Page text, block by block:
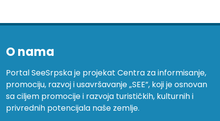
O nama
Portal SeeSrpska je projekat Centra za informisanje,
promociju, razvoj i usavršavanje „SEE”, koji je osnovan
sa ciljem promocije i razvoja turističkih, kulturnih i
privrednih potencijala naše zemlje.